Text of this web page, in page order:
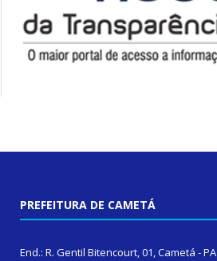
PREFEITURA DE CAMETÁ
End.: R. Gentil Bitencourt, 01, Cametá - PA